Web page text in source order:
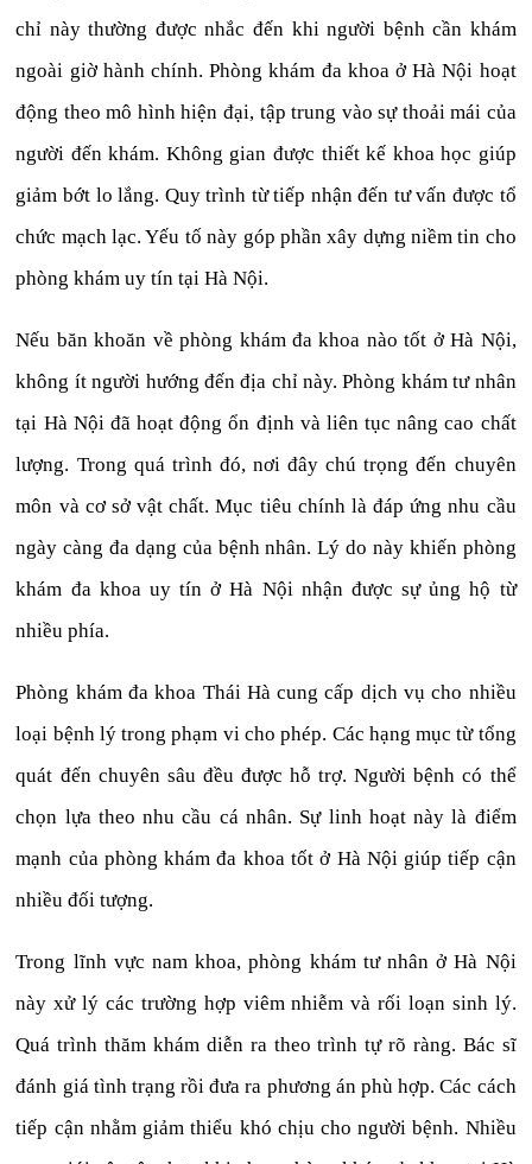
chỉ này thường được nhắc đến khi người bệnh cần khám
ngoài giờ hành chính. Phòng khám đa khoa ở Hà Nội hoạt
động theo mô hình hiện đại, tập trung vào sự thoải mái của
người đến khám. Không gian được thiết kế khoa học giúp
giảm bớt lo lắng. Quy trình từ tiếp nhận đến tư vấn được tổ
chức mạch lạc. Yếu tố này góp phần xây dựng niềm tin cho
phòng khám uy tín tại Hà Nội.
Nếu băn khoăn về phòng khám đa khoa nào tốt ở Hà Nội,
không ít người hướng đến địa chỉ này. Phòng khám tư nhân
tại Hà Nội đã hoạt động ổn định và liên tục nâng cao chất
lượng. Trong quá trình đó, nơi đây chú trọng đến chuyên
môn và cơ sở vật chất. Mục tiêu chính là đáp ứng nhu cầu
ngày càng đa dạng của bệnh nhân. Lý do này khiến phòng
khám đa khoa uy tín ở Hà Nội nhận được sự ủng hộ từ
nhiều phía.
Phòng khám đa khoa Thái Hà cung cấp dịch vụ cho nhiều
loại bệnh lý trong phạm vi cho phép. Các hạng mục từ tổng
quát đến chuyên sâu đều được hỗ trợ. Người bệnh có thể
chọn lựa theo nhu cầu cá nhân. Sự linh hoạt này là điểm
mạnh của phòng khám đa khoa tốt ở Hà Nội giúp tiếp cận
nhiều đối tượng.
Trong lĩnh vực nam khoa, phòng khám tư nhân ở Hà Nội
này xử lý các trường hợp viêm nhiễm và rối loạn sinh lý.
Quá trình thăm khám diễn ra theo trình tự rõ ràng. Bác sĩ
đánh giá tình trạng rồi đưa ra phương án phù hợp. Các cách
tiếp cận nhằm giảm thiểu khó chịu cho người bệnh. Nhiều